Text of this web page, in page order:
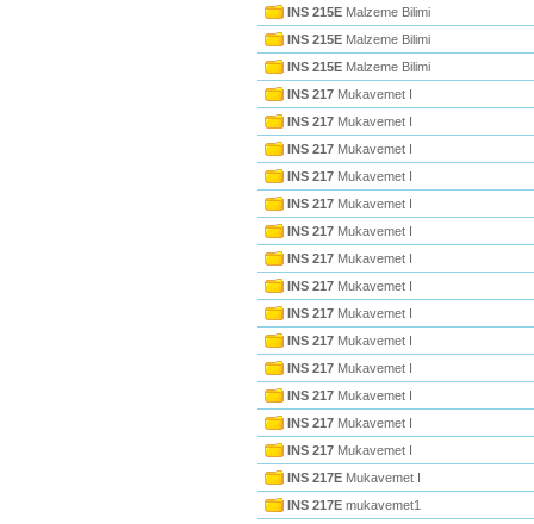
INS 215E Malzeme Bilimi
INS 215E Malzeme Bilimi
INS 215E Malzeme Bilimi
INS 217 Mukavemet I
INS 217 Mukavemet I
INS 217 Mukavemet I
INS 217 Mukavemet I
INS 217 Mukavemet I
INS 217 Mukavemet I
INS 217 Mukavemet I
INS 217 Mukavemet I
INS 217 Mukavemet I
INS 217 Mukavemet I
INS 217 Mukavemet I
INS 217 Mukavemet I
INS 217 Mukavemet I
INS 217 Mukavemet I
INS 217E Mukavemet I
INS 217E mukavemet1